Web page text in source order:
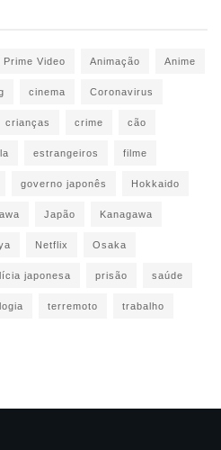
Prime Video Animação Anime
cinema Coronavirus
crianças crime cão
estrangeiros filme
governo japonês Hokkaido
Japão Kanagawa
Netflix Osaka
japonesa prisão saúde
terremoto trabalho